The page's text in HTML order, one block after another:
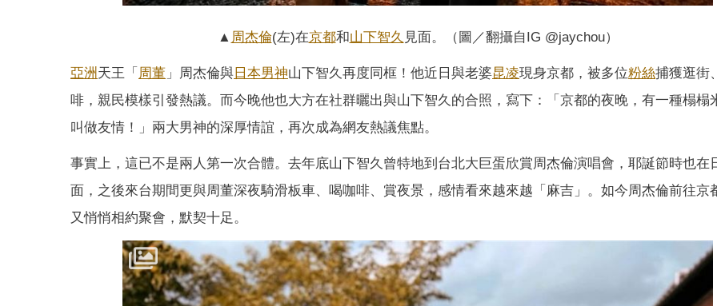
▲ 周杰倫(左)在京都和山下智久 見面。（圖／翻攝自IG @jaychou）
亞洲 天王「 周董 」周杰倫與 日本男神山下智久再度同框！他近日與老婆昆凌現身京都，被多位粉絲捕獲逛街
啡，親民模樣引發熱議。而今晚他也大方在社群曬出與山下智久的合照，寫下：「京都的夜晚，有一種榻榻
叫做友情！」兩大男神的深厚情誼，再次成為網友熱議焦點。
事實上，這已不是兩人第一次合體。去年底山下智久曾特地到台北大巨蛋欣賞周杰倫演唱會，耶誕節時也在
面，之後來台期間更與周董深夜騎滑板車、喝咖啡、賞夜景，感情看來越來越「麻吉」。如今周杰倫前往京
又悄悄相約聚會，默契十足。